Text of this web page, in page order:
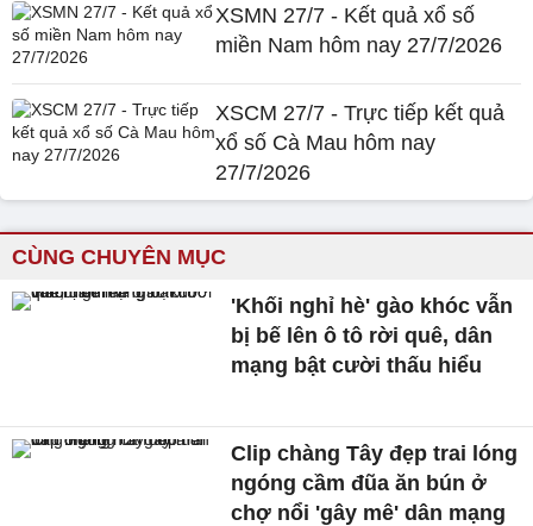
XSMN 27/7 - Kết quả xổ số
miền Nam hôm nay 27/7/2026
XSCM 27/7 - Trực tiếp kết quả
xổ số Cà Mau hôm nay
27/7/2026
CÙNG CHUYÊN MỤC
'Khối nghỉ hè' gào khóc vẫn
bị bế lên ô tô rời quê, dân
mạng bật cười thấu hiểu
Clip chàng Tây đẹp trai lóng
ngóng cầm đũa ăn bún ở
chợ nổi 'gây mê' dân mạng